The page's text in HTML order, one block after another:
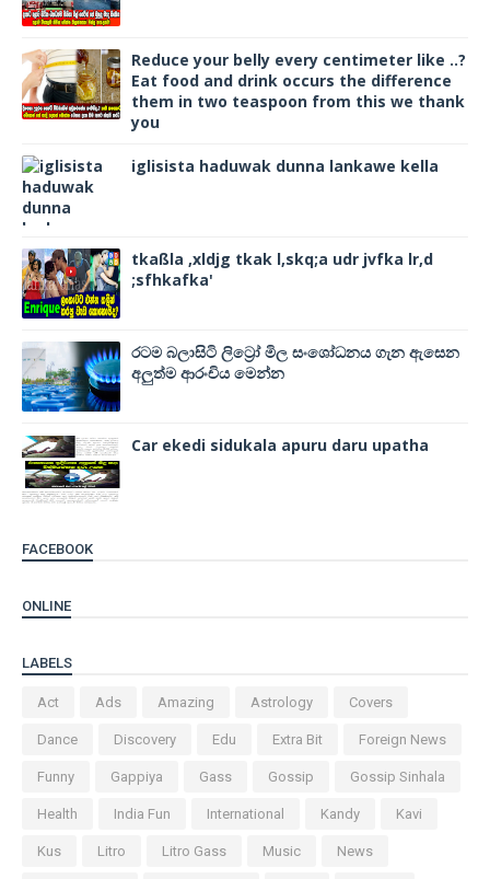
Reduce your belly every centimeter like ..?
Eat food and drink occurs the difference
them in two teaspoon from this we thank
you
iglisista haduwak dunna lankawe kella
tkaßla ,xldjg tkak l,skq;a udr jvfka lr,d
;sfhkafka'
රටම බලාසිටි ලිට්‍රෝ මිල සංශෝධනය ගැන ඇසෙන
අලුත්ම ආරංචිය මෙන්න
Car ekedi sidukala apuru daru upatha
FACEBOOK
ONLINE
LABELS
Act Ads Amazing Astrology Covers
Dance Discovery Edu Extra Bit Foreign News
Funny Gappiya Gass Gossip Gossip Sinhala
Health India Fun International Kandy Kavi
Kus Litro Litro Gass Music News